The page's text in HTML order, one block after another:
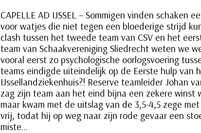
CAPELLE AD IJSSEL – Sommigen vinden schaken
voor watjes die niet tegen een bloederige strijd
clash tussen het tweede team van CSV en het
team van Schaakvereniging Sliedrecht weten we
vooral eerst zo psychologische oorlogsvoering
teams eindigde uiteindelijk op de Eerste hulp van
IJssellandziekenhuis?! Reserve teamleider Johan
zag zijn team aan het eind bijna een zekere winst
maar kwam met de uitslag van de 3,5-4,5 zege
vrij, todat hij op weg naar zijn rode gevaar een
miste…